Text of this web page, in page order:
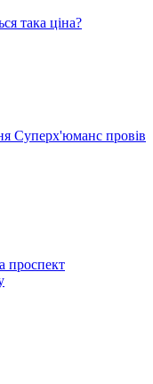
така ціна?
Суперх'юманс провів
проспект